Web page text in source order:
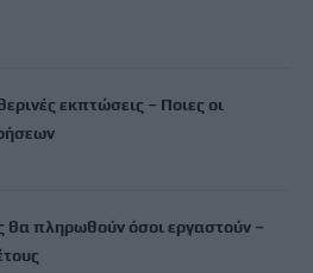
εκπτώσεις – Ποιες οι
πληρωθούν όσοι εργαστούν –